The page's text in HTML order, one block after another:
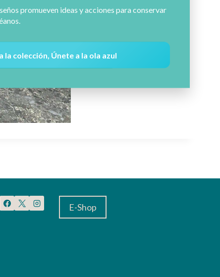
promueven ideas y acciones para conservar
la colección, Únete a la ola azul
E-Shop